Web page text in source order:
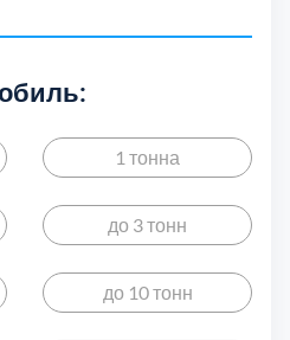
1 тонна
до 3 тонн
до 10 тонн